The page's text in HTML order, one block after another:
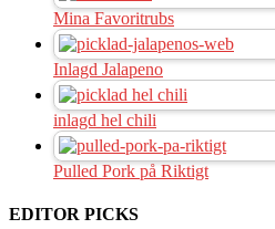
Mina Favoritrubs
Inlagd Jalapeno
inlagd hel chili
Pulled Pork på Riktigt
EDITOR PICKS